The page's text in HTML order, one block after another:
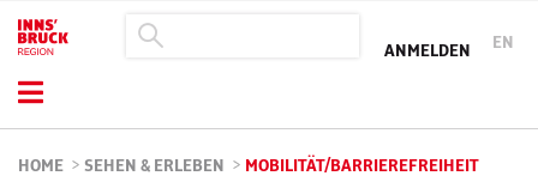
ANMELDEN EN
HOME > SEHEN & ERLEBEN > MOBILITÄT/BARRIEREFREIHEIT